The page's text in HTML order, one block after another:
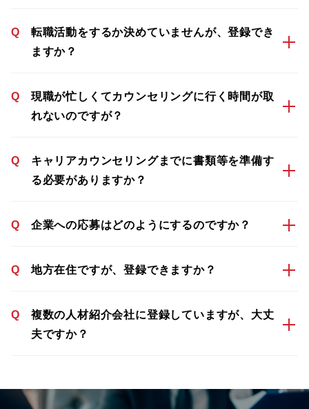
Q
転職活動をするか決めていませんが、登録でき
ますか？
Q
現職が忙しくてカウンセリングに行く時間が取
れないのですが？
Q
キャリアカウンセリングまでに書類等を準備す
る必要がありますか？
Q 企業への応募はどのようにするのですか？
Q 地方在住ですが、登録できますか？
Q
複数の人材紹介会社に登録していますが、大丈
夫ですか？